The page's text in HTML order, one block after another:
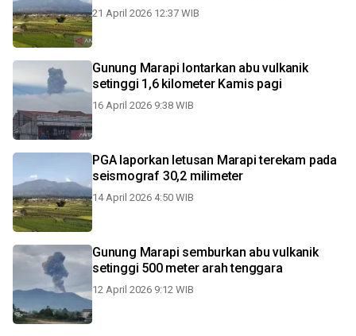
21 April 2026 12:37 WIB
Gunung Marapi lontarkan abu vulkanik
setinggi 1,6 kilometer Kamis pagi
16 April 2026 9:38 WIB
PGA laporkan letusan Marapi terekam pada
seismograf 30,2 milimeter
14 April 2026 4:50 WIB
Gunung Marapi semburkan abu vulkanik
setinggi 500 meter arah tenggara
12 April 2026 9:12 WIB